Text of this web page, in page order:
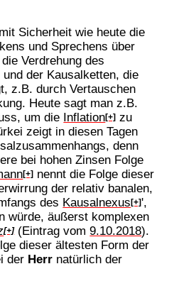
Sicherheit wie heute die
und Sprechens über
Verdrehung des
der Kausalketten, die
z.B. durch Vertauschen
Heute sagt man z.B.
um die Inflation[+] zu
zeigt in diesen Tagen
denn
bei hohen Zinsen Folge
[+] nennt die Folge dieser
der relativ banalen,
des Kausalnexus[+]',
würde, äußerst komplexen
[+](Eintrag vom9.10.2018).
dieser ältesten Form der
der Herr natürlich der